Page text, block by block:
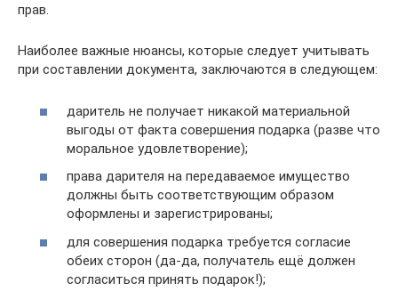
прав.
Наиболее важные нюансы, которые следует учитывать
при составлении документа, заключаются в следующем:
даритель не получает никакой материальной
выгоды от факта совершения подарка (разве что
моральное удовлетворение);
права дарителя на передаваемое имущество
должны быть соответствующим образом
оформлены и зарегистрированы;
для совершения подарка требуется согласие
обеих сторон (да-да, получатель ещё должен
согласиться принять подарок!);